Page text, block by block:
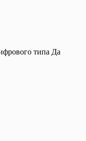
типа Да